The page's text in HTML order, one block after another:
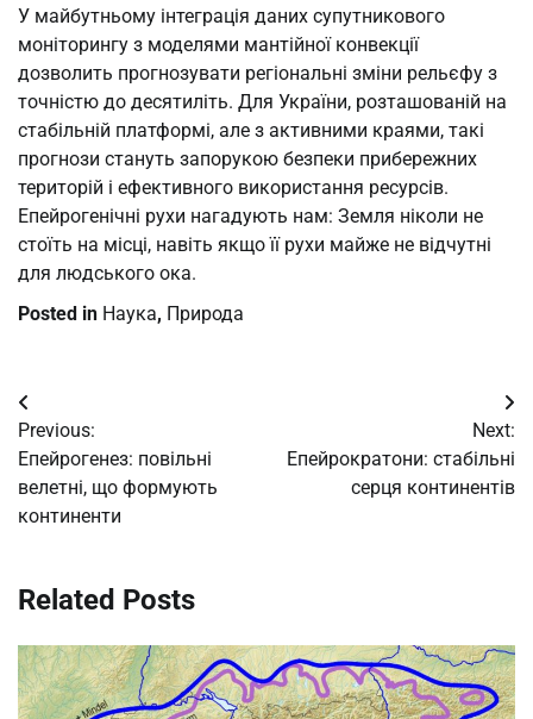
У майбутньому інтеграція даних супутникового
моніторингу з моделями мантійної конвекції
дозволить прогнозувати регіональні зміни рельєфу з
точністю до десятиліть. Для України, розташованій на
стабільній платформі, але з активними краями, такі
прогнози стануть запорукою безпеки прибережних
територій і ефективного використання ресурсів.
Епейрогенічні рухи нагадують нам: Земля ніколи не
стоїть на місці, навіть якщо її рухи майже не відчутні
для людського ока.
Posted in Наука, Природа
Post
navigation
Previous:
Епейрогенез: повільні
велетні, що формують
континенти
Next:
Епейрократони: стабільні
серця континентів
Related Posts